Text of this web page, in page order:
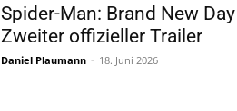
Spider-Man: Brand New
Zweiter offizieller Trailer
Daniel Plaumann - 18. Juni 2026